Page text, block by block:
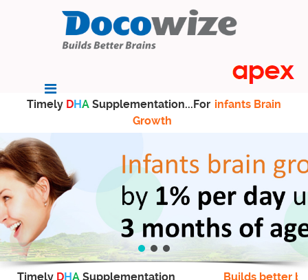
Timely DHA Supplementation...For infants Brain
Growth
Timely DHA Supplementation Builds better